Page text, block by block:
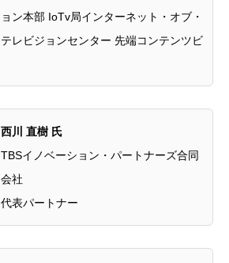
ョン本部 IoTv局インターネット・オブ・
テレビジョンセンター 先端コンテンツビ
西川 直樹 氏
TBSイノベーション・パートナーズ合同
会社
代表パートナー